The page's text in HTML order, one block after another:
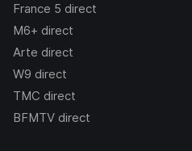
France 5 direct
M6+ direct
Arte direct
W9 direct
TMC direct
BFMTV direct